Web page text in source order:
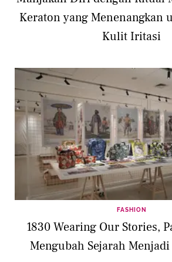
Keraton yang Menenangkan
Kulit Iritasi
FASHION
1830 Wearing Our Stories,
Mengubah Sejarah